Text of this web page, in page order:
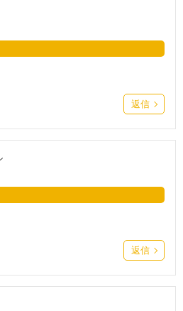
返信
返信